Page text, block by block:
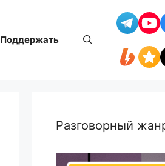
Поддержать
Разговорный